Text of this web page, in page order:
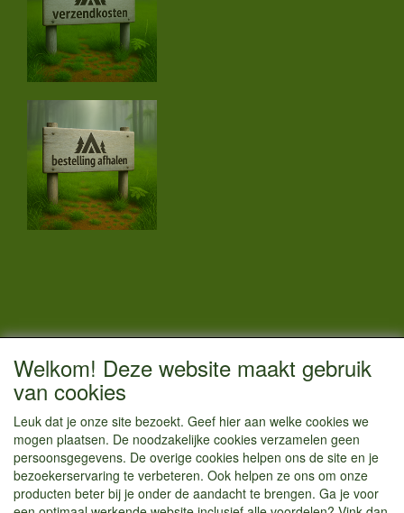
CONTACTGEGEVENS
Vestigingsadres:
Einsteinstraat 52
1433 BG Kudelstaart
info@kamperenenzo.nl
Tel : 06 125 82 112
Welkom! Deze website maakt gebruik
van cookies
Leuk dat je onze site bezoekt. Geef hier aan welke cookies we
mogen plaatsen. De noodzakelijke cookies verzamelen geen
persoonsgegevens. De overige cookies helpen ons de site en je
bezoekerservaring te verbeteren. Ook helpen ze ons om onze
producten beter bij je onder de aandacht te brengen. Ga je voor